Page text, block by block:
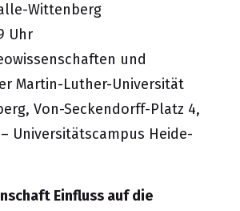
Wittenberg
Uhr
und
Martin-Luther-Universität
Von-Seckendorff-Platz 4,
Universitätscampus Heide-
Einfluss auf die